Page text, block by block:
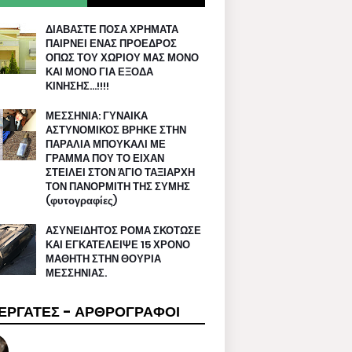
ΔΙΑΒΑΣΤΕ ΠΟΣΑ ΧΡΗΜΑΤΑ
ΠΑΙΡΝΕΙ ΕΝΑΣ ΠΡΟΕΔΡΟΣ
ΟΠΩΣ ΤΟΥ ΧΩΡΙΟΥ ΜΑΣ ΜΟΝΟ
ΚΑΙ ΜΟΝΟ ΓΙΑ ΕΞΟΔΑ
ΚΙΝΗΣΗΣ…!!!!
ΜΕΣΣΗΝΙΑ: ΓΥΝΑΙΚΑ
ΑΣΤΥΝΟΜΙΚΟΣ ΒΡΗΚΕ ΣΤΗΝ
ΠΑΡΑΛΙΑ ΜΠΟΥΚΑΛΙ ΜΕ
ΓΡΑΜΜΑ ΠΟΥ ΤΟ ΕΙΧΑΝ
ΣΤΕΙΛΕΙ ΣΤΟΝ ΆΓΙΟ ΤΑΞΙΑΡΧΗ
ΤΟΝ ΠΑΝΟΡΜΙΤΗ ΤΗΣ ΣΥΜΗΣ
(φυτογραφίες)
ΑΣΥΝΕΙΔΗΤΟΣ ΡΟΜΑ ΣΚΟΤΩΣΕ
ΚΑΙ ΕΓΚΑΤΕΛΕΙΨΕ 15 ΧΡΟΝΟ
ΜΑΘΗΤΗ ΣΤΗΝ ΘΟΥΡΙΑ
ΜΕΣΣΗΝΙΑΣ.
- ΑΡΘΡΟΓΡΑΦΟΙ